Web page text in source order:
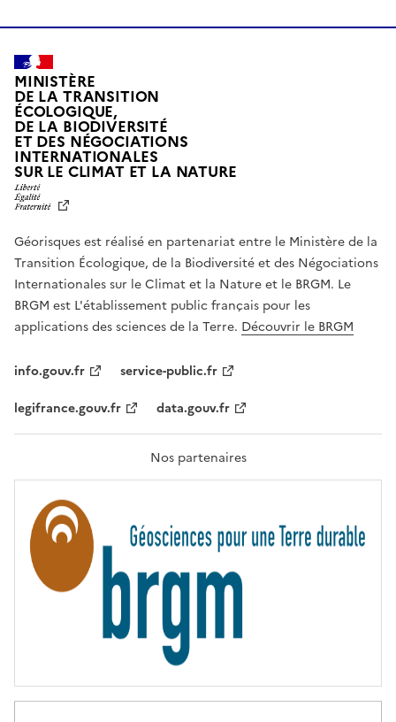
MINISTÈRE
DE LA TRANSITION
ÉCOLOGIQUE,
DE LA BIODIVERSITÉ
ET DES NÉGOCIATIONS
INTERNATIONALES
SUR LE CLIMAT ET LA NATUREL
T
É
,
É
G
A
L
F
A
T
R
T
É
Géorisques est réalisé en partenariat entre le Ministère de la
Transition Écologique, de la Biodiversité et des Négociations
Internationales sur le Climat et la Nature et le BRGM. Le
BRGM est L'établissement public français pour les
applications des sciences de la Terre. Découvrir le BRGM
info.gouv.fr
service-public.fr
legifrance.gouv.fr
data.gouv.fr
Nos partenaires